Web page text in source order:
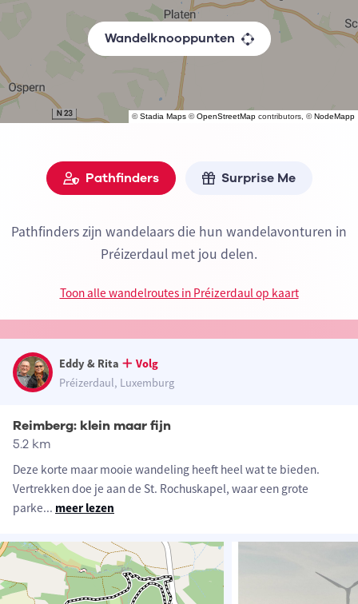
©Stadia Maps ©OpenStreetMap contributors, ©NodeMapp
Wandelknooppunten
Pathfinders Surprise Me
Pathfinders zijn wandelaars die hun wandelavonturen in
Préizerdaul met jou delen.
Toon alle wandelroutes in Préizerdaul op kaart
Eddy & Rita
Volg
Préizerdaul, Luxemburg
Reimberg: klein maar fijn
5.2 km
Deze korte maar mooie wandeling heeft heel wat te bieden.
Vertrekken doe je aan de St. Rochuskapel, waar een grote
parke... meer lezen